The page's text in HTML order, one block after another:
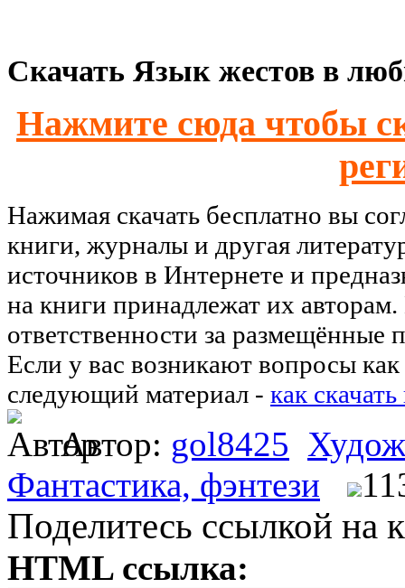
Скачать Язык жестов в
Нажмите сюда чтобы
Нажимая скачать бесплатно вы
книги, журналы и другая
источников в Интернете и
на книги принадлежат их
ответственности за размещённые
Если у вас возникают вопросы как
следующий материал - как
Автор: gol8425
Фантастика, фэнтези
Поделитесь ссылкой на
HTML ссылка: